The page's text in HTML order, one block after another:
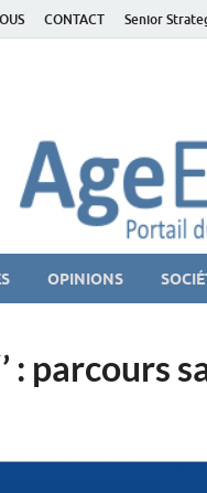
CONTACT Senior
OPINIONS
: parcours